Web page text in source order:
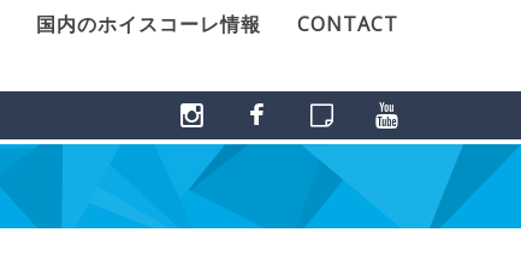
国内のホイスコーレ情報 CONTACT